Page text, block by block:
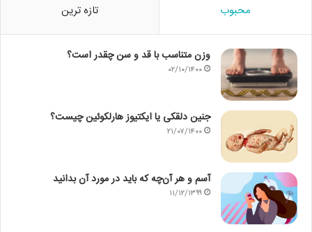
محبوب تازه ترین
وزن متناسب با قد و سن چقدر است؟
۰۲/۱۰/۱۴۰۰
جنین دلقکی یا ایکتیوز هارلکوئین چیست؟
۲۱/۰۷/۱۴۰۰
آسم و هر آن‌چه که باید در مورد آن بدانید
۱۱/۱۲/۱۳۹۹